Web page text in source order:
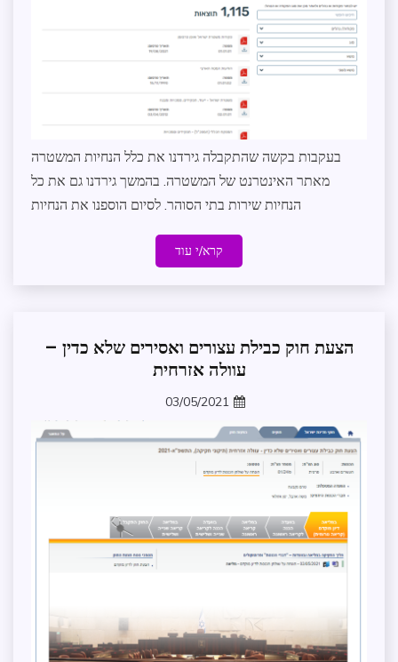
בעקבות בקשה שהתקבלה גירדנו את כלל הנחיות המשטרה
מאתר האינטרנט של המשטרה. בהמשך גירדנו גם את כל
הנחיות שירות בתי הסוהר. לסיום הוספנו את הנחיות
קרא/י עוד
אכיפה
וביטחון
ממשל
תקין
הצעת חוק כבילת עצורים ואסירים שלא כדין –
עוולה אזרחית
03/05/2021
zomer